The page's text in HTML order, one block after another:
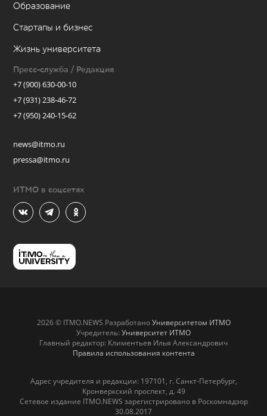
Образование
Стартапы и бизнес
Жизнь университета
Пресс-служба / Редакция
+7 (900) 630-00-10
+7 (931) 238-46-72
+7 (950) 240-15-62
news@itmo.ru
pressa@itmo.ru
ИТМО в соцсетях
2026 © ITMO.NEWS РазработаноУниверситетом ИТМО
Учредитель: Университет ИТМО
Главный редактор: Климентьев Илья Александрович
Правила использования контента
Адрес учредителя и редакции: 197101, г. Санкт-Петербург,
Кронверкский проспект, д. 49
Сетевое издание ITMO.NEWS зарегистрировано в Роскомнадзор
30.08.2017